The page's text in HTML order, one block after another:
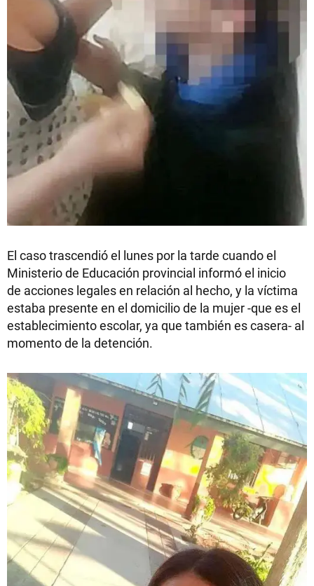
El caso trascendió el lunes por la tarde cuando el
Ministerio de Educación provincial informó el inicio
de acciones legales en relación al hecho, y la víctima
estaba presente en el domicilio de la mujer -que es el
establecimiento escolar, ya que también es casera- al
momento de la detención.